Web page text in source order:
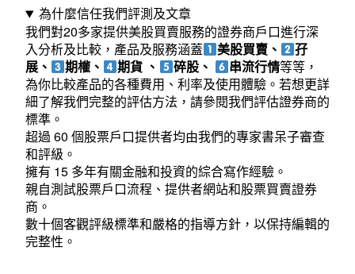
台
費、
迎
新
優
惠
全
攻
為什麼信任我們評測及文章
我們對20多家提供美股買賣服務的證券商戶口進行深
入分析及比較，產品及服務涵蓋
美股買賣、
孖
展、
期權、 期貨 、 碎股、 串流行情等等，
為你比較產品的各種費用、利率及使用體驗。若想更詳
細了解我們完整的評估方法， 請參閱我們評估證券商的
標準 。
超過 60 個股票戶口提供者均由我們的專家書呆子審查
和評級。
擁有 15 多年有關金融和投資的綜合寫作經驗。
親自測試股票戶口流程、提供者網站和股票買賣證券
商。
數十個客觀評級標準和嚴格的指導方針，以保持編輯的
完整性。